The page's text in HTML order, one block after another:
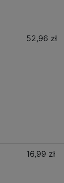
52,96 zł
16,99 zł